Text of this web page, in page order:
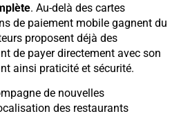
. Au-delà des cartes
de paiement mobile gagnent du
proposent déjà des
de payer directement avec son
ainsi praticité et sécurité.
de nouvelles
des restaurants